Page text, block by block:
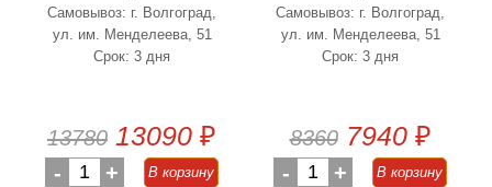
Самовывоз: г. Волгоград,
ул. им. Менделеева, 51
Срок: 3 дня
13780 13090 ₽
- 1 + В корзину
Самовывоз: г. Волгоград,
ул. им. Менделеева, 51
Срок: 3 дня
8360 7940 ₽
- 1 + В корзину